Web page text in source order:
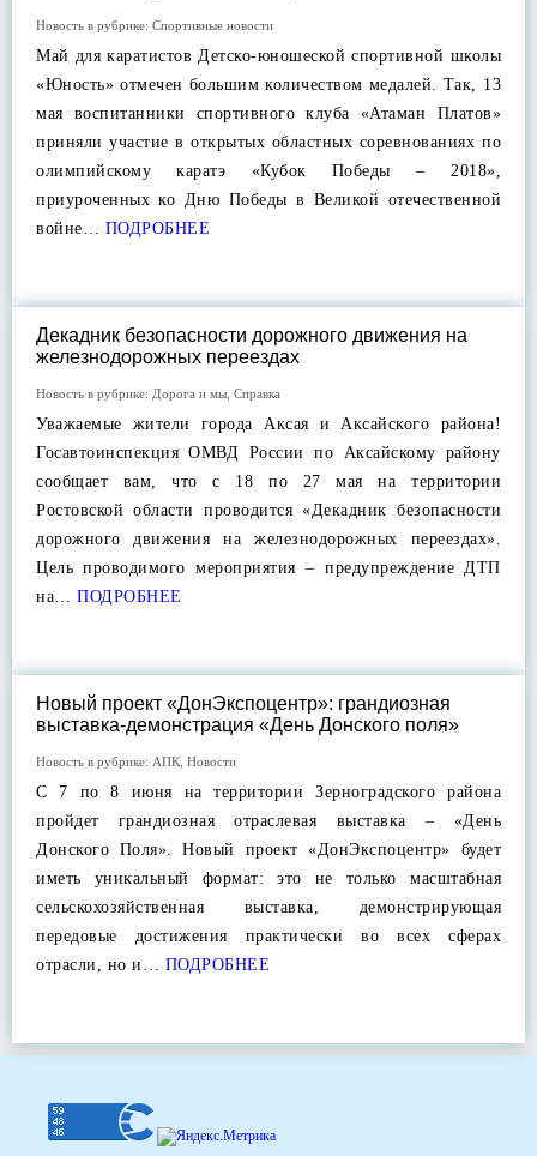
Новость в рубрике: Спортивные новости
Май для каратистов Детско-юношеской спортивной школы
«Юность» отмечен большим количеством медалей. Так, 13
мая воспитанники спортивного клуба «Атаман Платов»
приняли участие в открытых областных соревнованиях по
олимпийскому каратэ «Кубок Победы – 2018»,
приуроченных ко Дню Победы в Великой отечественной
войне… ПОДРОБНЕЕ
Декадник безопасности дорожного движения на
железнодорожных переездах
Новость в рубрике: Дорога и мы Справка
Уважаемые жители города Аксая и Аксайского района!
Госавтоинспекция ОМВД России по Аксайскому району
сообщает вам, что с 18 по 27 мая на территории
Ростовской области проводится «Декадник безопасности
дорожного движения на железнодорожных переездах».
Цель проводимого мероприятия – предупреждение ДТП
на… ПОДРОБНЕЕ
Новый проект «ДонЭкспоцентр»: грандиозная
выставка-демонстрация «День Донского поля»
Новость в рубрике: АПК Новости
С 7 по 8 июня на территории Зерноградского района
пройдет грандиозная отраслевая выставка – «День
Донского Поля». Новый проект «ДонЭкспоцентр» будет
иметь уникальный формат: это не только масштабная
сельскохозяйственная выставка, демонстрирующая
передовые достижения практически во всех сферах
отрасли, но и… ПОДРОБНЕЕ